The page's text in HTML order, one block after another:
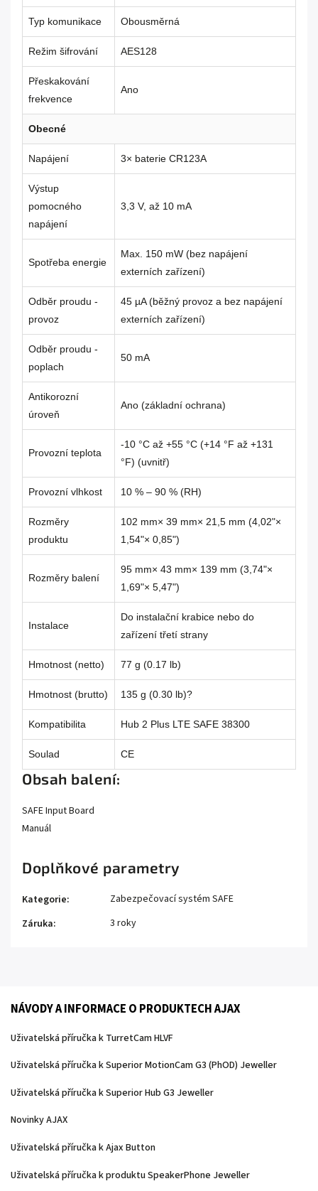
Typ komunikace Obousměrná
Režim šifrování AES128
Přeskakování
frekvence
Ano
Obecné
Napájení 3× baterie CR123A
Výstup
pomocného
napájení
3,3 V, až 10 mA
Spotřeba energie
Max. 150 mW (bez napájení
externích zařízení)
Odběr proudu -
provoz
45 µA (běžný provoz a bez napájení
externích zařízení)
Odběr proudu -
poplach
50 mA
Antikorozní
úroveň
Ano (základní ochrana)
Provozní teplota
-10 °C až +55 °C (+14 °F až +131
°F) (uvnitř)
Provozní vlhkost 10 % – 90 % (RH)
Rozměry
produktu
102 mm× 39 mm× 21,5 mm (4,02"×
1,54"× 0,85")
Rozměry balení
95 mm× 43 mm× 139 mm (3,74"×
1,69"× 5,47")
Instalace
Do instalační krabice nebo do
zařízení třetí strany
Hmotnost (netto) 77 g (0.17 lb)
Hmotnost (brutto) 135 g (0.30 lb)?
Kompatibilita Hub 2 Plus LTE SAFE 38300
Soulad CE
Obsah balení:
SAFE Input Board
Manuál
Doplňkové parametry
Kategorie:
Zabezpečovací systém SAFE
Záruka: 3 roky
NÁVODY A INFORMACE O PRODUKTECH AJAX
Uživatelská příručka k TurretCam HLVF
Uživatelská příručka k Superior MotionCam G3 (PhOD) Jeweller
Uživatelská příručka k Superior Hub G3 Jeweller
Novinky AJAX
Uživatelská příručka k Ajax Button
Uživatelská příručka k produktu SpeakerPhone Jeweller